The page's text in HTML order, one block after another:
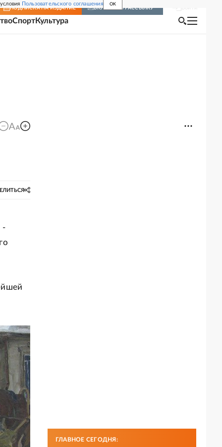
Пользовательского соглашения OK
ПОДПИСКА НА ИЗДАНИЕ ВКЛЮЧИТЬ РАССЫЛКУ
СпортКультура
-
ГЛАВНОЕ СЕГОДНЯ: